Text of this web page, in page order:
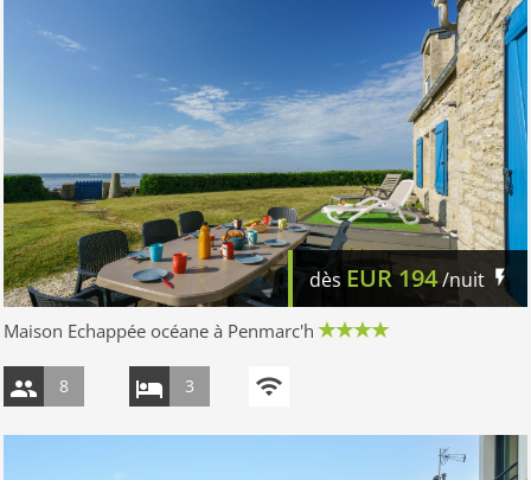
dès EUR194/nuit
Maison Echappée océane à Penmarc'h
8 3